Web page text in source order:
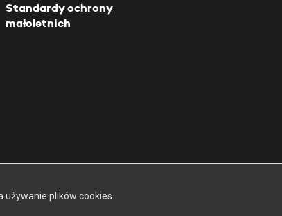
Standardy ochrony
małoletnich
Copyright 2026 Muzeum Powstania Warszawskiego
plików cookies.